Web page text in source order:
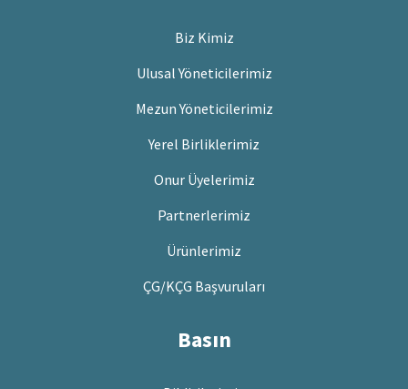
Biz Kimiz
Ulusal Yöneticilerimiz
Mezun Yöneticilerimiz
Yerel Birliklerimiz
Onur Üyelerimiz
Partnerlerimiz
Ürünlerimiz
ÇG/KÇG Başvuruları
Basın